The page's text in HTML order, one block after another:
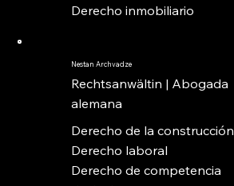
Derecho inmobiliario
Nestan Archvadze
Rechtsanwältin | Abogada
alemana
Derecho de la construcción
Derecho laboral
Derecho de competencia